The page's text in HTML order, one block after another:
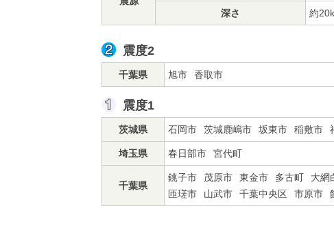
深さ
約
震度2
千葉県 旭市 香取市
震度1
茨城県 石岡市 茨城鹿嶋市 坂東市 稲敷市
埼玉県 春日部市 宮代町
千葉県
銚子市 茂原市 東金市 多古町 大網
匝瑳市
山武市 千葉中央区 市原市